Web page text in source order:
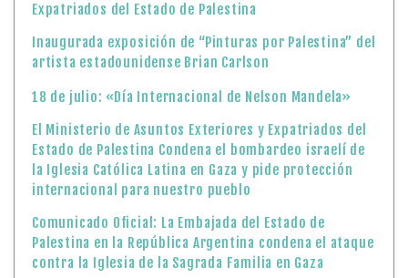
Expatriados del Estado de Palestina
Inaugurada exposición de “Pinturas por Palestina” del
artista estadounidense Brian Carlson
18 de julio: «Día Internacional de Nelson Mandela»
El Ministerio de Asuntos Exteriores y Expatriados del
Estado de Palestina Condena el bombardeo israelí de
la Iglesia Católica Latina en Gaza y pide protección
internacional para nuestro pueblo
Comunicado Oficial: La Embajada del Estado de
Palestina en la República Argentina condena el ataque
contra la Iglesia de la Sagrada Familia en Gaza